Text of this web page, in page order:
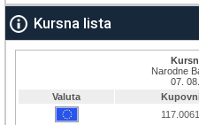
Kursna lista